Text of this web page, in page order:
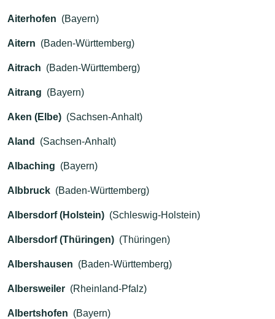
Aiterhofen (Bayern)
Aitern (Baden-Württemberg)
Aitrach (Baden-Württemberg)
Aitrang (Bayern)
Aken (Elbe) (Sachsen-Anhalt)
Aland (Sachsen-Anhalt)
Albaching (Bayern)
Albbruck (Baden-Württemberg)
Albersdorf (Holstein) (Schleswig-Holstein)
Albersdorf (Thüringen) (Thüringen)
Albershausen (Baden-Württemberg)
Albersweiler (Rheinland-Pfalz)
Albertshofen (Bayern)